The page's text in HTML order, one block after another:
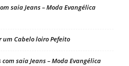
saia Jeans – Moda Evangélica
um Cabelo loiro Pefeito
com saia Jeans – Moda Evangélica